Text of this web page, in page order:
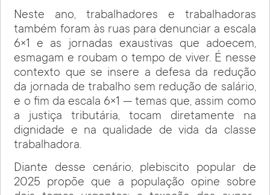
Neste ano, trabalhadores e trabalhadoras
também foram às ruas para denunciar a escala
6×1 e as jornadas exaustivas que adoecem,
esmagam e roubam o tempo de viver. É nesse
contexto que se insere a defesa da redução
da jornada de trabalho sem redução de salário,
e o fim da escala 6×1 — temas que, assim como
a justiça tributária, tocam diretamente na
dignidade e na qualidade de vida da classe
trabalhadora.
Diante desse cenário, plebiscito popular de
2025 propõe que a população opine sobre